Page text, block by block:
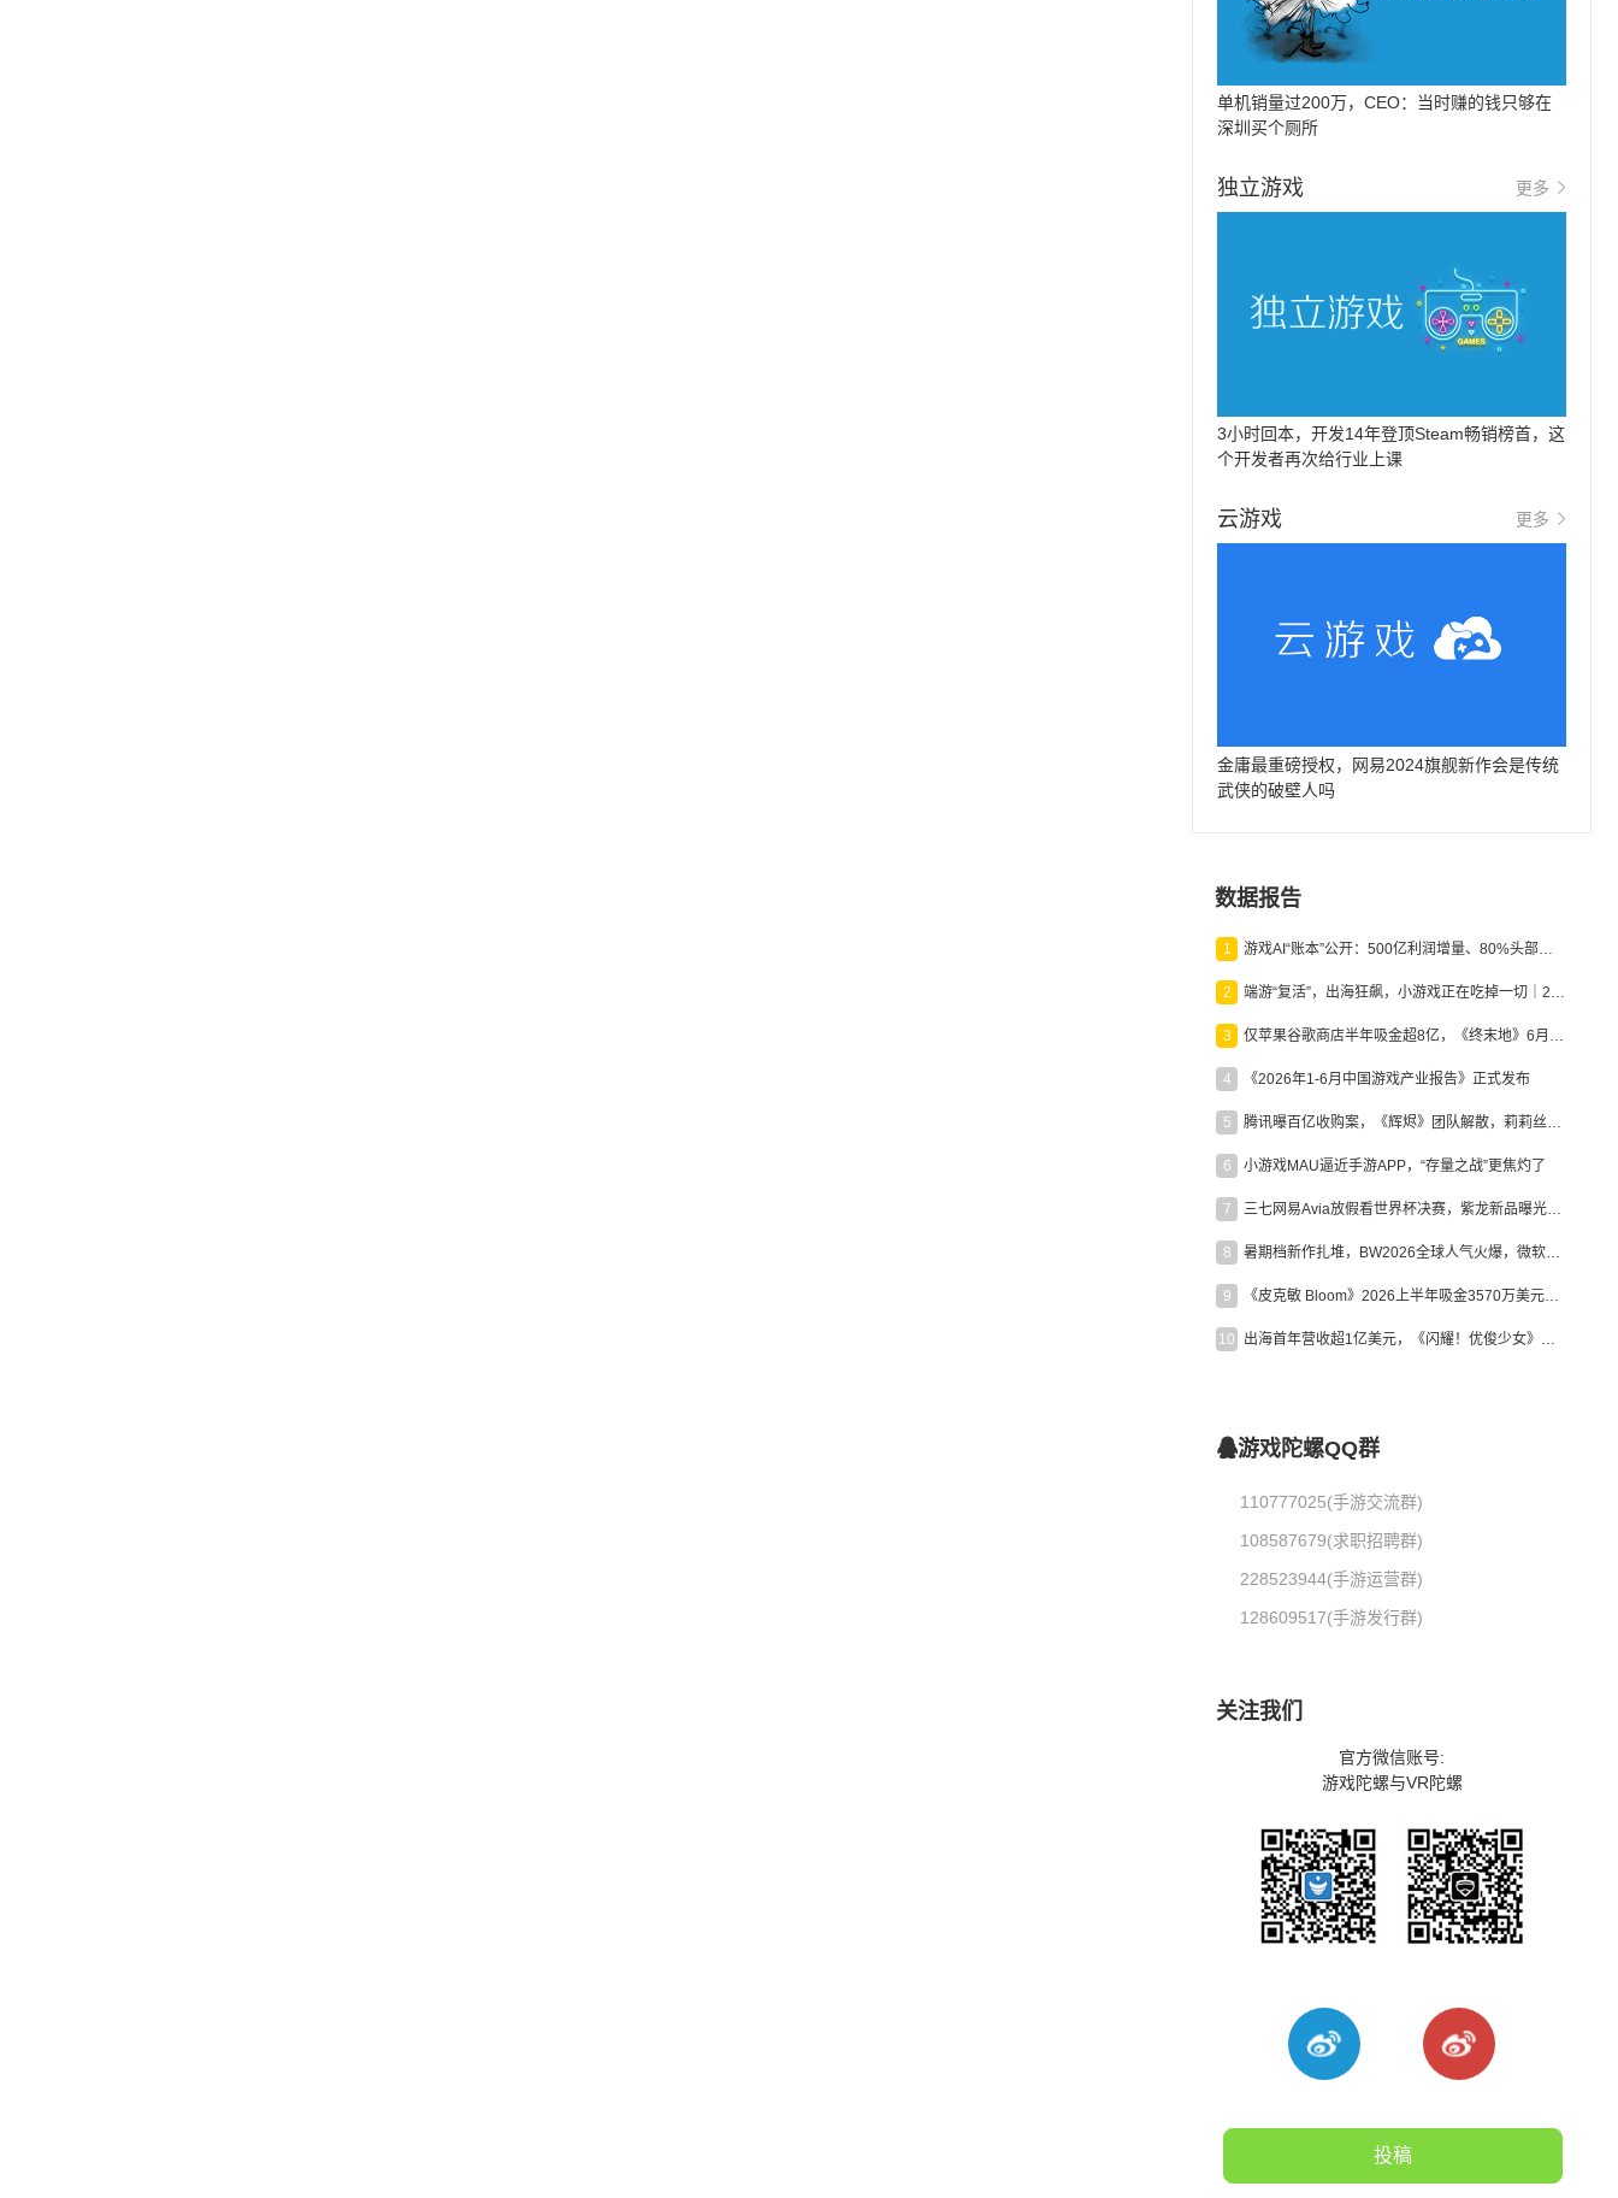
单机销量过200万，CEO：当时赚的钱只够在
深圳买个厕所
独立游戏 更多
3小时回本，开发14年登顶Steam畅销榜首，这
个开发者再次给行业上课
云游戏 更多
金庸最重磅授权，网易2024旗舰新作会是传统
武侠的破壁人吗
数据报告
1 游戏AI“账本”公开：500亿利润增量、80%头部入局，谁在闷声发财？
2 端游“复活”，出海狂飙，小游戏正在吃掉一切｜2026上半年产业报告
3 仅苹果谷歌商店半年吸金超8亿，《终末地》6月份收入显著回暖
4 《2026年1-6月中国游戏产业报告》正式发布
5 腾讯曝百亿收购案，《辉烬》团队解散，莉莉丝新作曝光｜陀螺周报
6 小游戏MAU逼近手游APP，“存量之战”更焦灼了
7 三七网易Avia放假看世界杯决赛，紫龙新品曝光，米哈游新作上线 | 陀螺周报
8 暑期档新作扎堆，BW2026全球人气火爆，微软XBOX大裁员|陀螺周报
9 《皮克敏 Bloom》2026上半年吸金3570万美元，中国台湾成最大市场
10 出海首年营收超1亿美元，《闪耀！优俊少女》美国市场占比达七成
游戏陀螺QQ群
110777025(手游交流群)
108587679(求职招聘群)
228523944(手游运营群)
128609517(手游发行群)
关注我们
官方微信账号:
游戏陀螺与VR陀螺
投稿